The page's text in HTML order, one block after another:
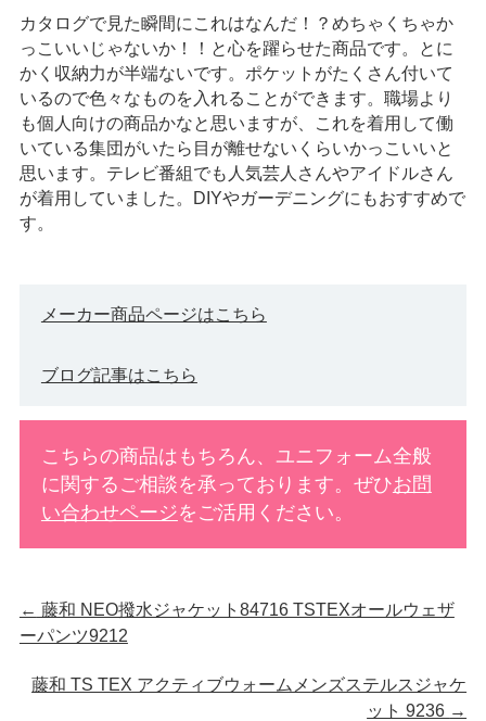
カタログで見た瞬間にこれはなんだ！？めちゃくちゃか
っこいいじゃないか！！と心を躍らせた商品です。とに
かく収納力が半端ないです。ポケットがたくさん付いて
いるので色々なものを入れることができます。職場より
も個人向けの商品かなと思いますが、これを着用して働
いている集団がいたら目が離せないくらいかっこいいと
思います。テレビ番組でも人気芸人さんやアイドルさん
が着用していました。DIYやガーデニングにもおすすめで
す。
メーカー商品ページはこちら
ブログ記事はこちら
こちらの商品はもちろん、ユニフォーム全般
に関するご相談を承っております。ぜひお問
い合わせページをご活用ください。
← 藤和 NEO撥水ジャケット84716 TSTEXオールウェザ
ーパンツ9212
藤和 TS TEX アクティブウォームメンズステルスジャケ
ット 9236 →